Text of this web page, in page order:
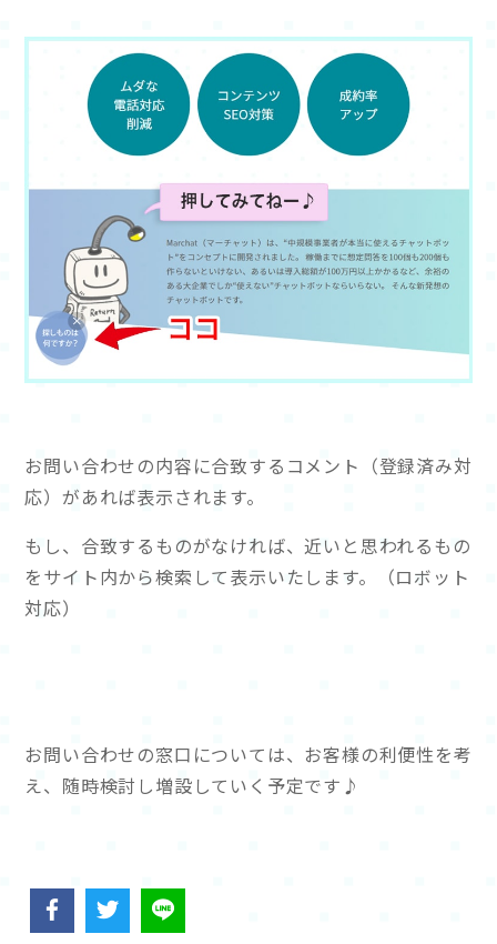
お問い合わせの内容に合致するコメント（登録済み対
応）があれば表示されます。
もし、合致するものがなければ、近いと思われるもの
をサイト内から検索して表示いたします。（ロボット
対応）
お問い合わせの窓口については、お客様の利便性を考
え、随時検討し増設していく予定です♪